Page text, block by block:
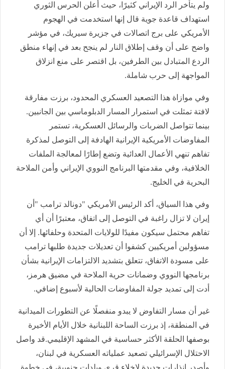
ولم يتأخر الرد الإيراني كثيرًا، حيث أعلن الحرس الثوري
استهداف قاعدة جوية قال إنها استخدمت في الهجوم
الأمريكي على برج اتصالات في جزيرة سيريك، في مؤشر
واضح على أن وقف إطلاق النار لم ينجح بعد في إنهاء منطق
الردع المتبادل بين الطرفين، بل اقتصر على منع انزلاق
المواجهة إلى حرب شاملة.
وفي موازاة هذا التصعيد العسكري المحدود، برزت مفارقة
لافتة تمثلت في استمرار المسار الدبلوماسي بين الجانبين.
بينما تتواصل الضربات والرسائل العسكرية، تستمر
المفاوضات الأمريكية الإيرانية الهادفة إلى التوصل لمذكرة
تفاهم تنهي الأعمال العدائية وتضع إطارًا لمعالجة الملفات
الخلافية، وفي مقدمتها البرنامج النووي الإيراني وأمن الملاحة
البحرية في الخليج.
وفي هذا السياق، أكد الرئيس الأمريكي "دونالد ترامب "أن
إيران لا تزال راغبة في التوصل إلى اتفاق، معتبرًا أن أي
تفاهم محتمل سيكون مفيدًا للولايات المتحدة وحلفائها. إلا أن
مسؤولين أمريكيين كشفوا أن تعديلات جديدة طلبها ترامب
على مسودة الاتفاق، تتعلق بتشديد الالتزامات الإيرانية بشأن
برنامجها النووي وضمانات حرية الملاحة في مضيق هرمز،
أدت إلى تمديد جولة المفاوضات الحالية لأسبوع إضافي.
غير أن مسار التفاوض لا يبدو منفصلًا عن التطورات الميدانية
في المنطقة، إذ برزت الساحة اللبنانية خلال الأيام الأخيرة
بوصفها الحلقة الأكثر حساسية في المشهد الإقليمي.قد واصل
الاحتلال الإسرائيلي تصعيد عملياته العسكرية في لبنان،
وأصدر إنذارات جديدة لإخلاء قرى وبلدات جنوبية، في خطوة